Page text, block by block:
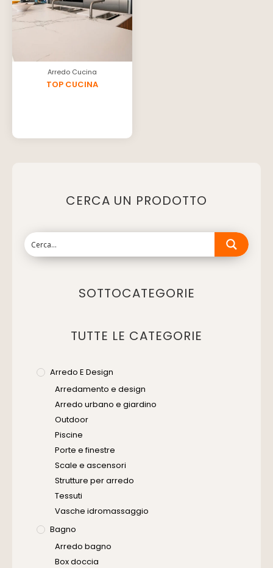
Arredo Cucina
TOP CUCINA
CERCA UN PRODOTTO
SOTTOCATEGORIE
TUTTE LE CATEGORIE
Arredo E Design
Arredamento e design
Arredo urbano e giardino
Outdoor
Piscine
Porte e finestre
Scale e ascensori
Strutture per arredo
Tessuti
Vasche idromassaggio
Bagno
Arredo bagno
Box doccia